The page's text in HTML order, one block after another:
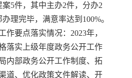
5件，其中主办2件，分办2
理完毕，满意率达到100%。
作要点落实情况：2023年，
落实上级年度政务公开工作
内部政务公开工作制度、拓
道、优化政策文件解读、开